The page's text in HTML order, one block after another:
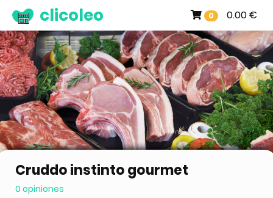
0 0.00 €
clicoleo
Cruddo instinto gourmet
0 opiniones